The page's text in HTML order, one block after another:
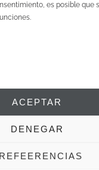
es posible que
ACEPTAR
DENEGAR
© 2026 FURO CAFÉ